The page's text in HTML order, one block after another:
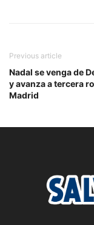
Previous article
Nadal se venga de
y avanza a tercera
Madrid